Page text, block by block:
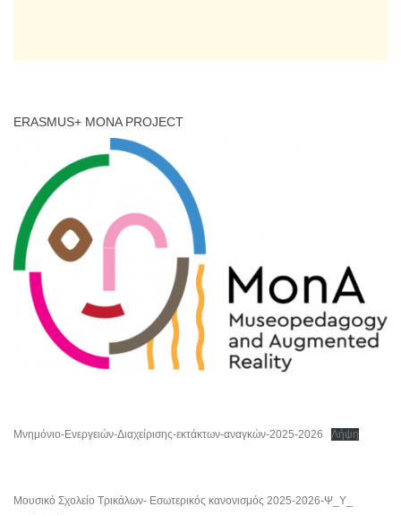
ERASMUS+ MONA PROJECT
Μνημόνιο-Ενεργειών-Διαχείρισης-εκτάκτων-αναγκών-2025-2026 Λήψη
Μουσικό Σχολείο Τρικάλων- Εσωτερικός κανονισμός 2025-2026-Ψ_Υ_